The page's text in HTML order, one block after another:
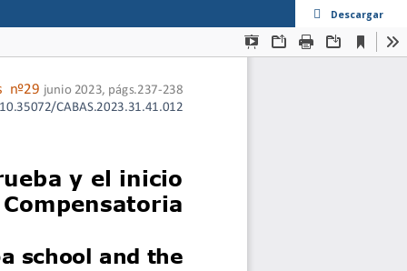
Descargar